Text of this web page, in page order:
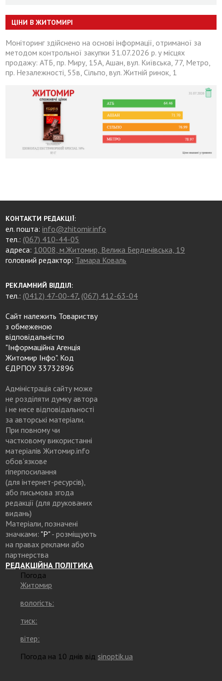
ЦІНИ В ЖИТОМИРІ
Моніторинг здійснено на основі інформації, отриманої за
методом контрольної закупки 31.07.2026 р. у місцях
продажу: АТБ, пр. Миру, 15А, Ашан, вул. Київська, 77, Метро,
пр. Незалежності, 55в, Сільпо, вул. Житній ринок, 1
КОНТАКТИ РЕДАКЦІЇ:
ел. пошта:info@zhitomir.info
тел.: (067) 410-44-05
адреса: 10008, м.Житомир, Велика Бердичівська, 19
головний редактор: Тамара Коваль
РЕКЛАМНИЙ ВІДДІЛ:
тел.: (0412) 47-00-47, (067) 412-63-04
Сайт належить Товариству
з обмеженою
відповідальністю
"Інформаційна Агенція
Житомир Інфо". Код
ЄДРПОУ 33732896
Адміністрація сайту може
не розділяти думку автора
і не несе відповідальності
за авторські матеріали.
При повному чи
частковому використанні
матеріалів Житомир.info
обов’язкове
гіперпосилання
(для інтернет-ресурсів),
або письмова згода
редакції (для друкованих
видань)
Матеріали, позначені
значками: "Р"- розміщують
на правах реклами або
партнерства
РЕДАКЦІЙНА ПОЛІТИКА
Погода
Житомир
вологість:
тиск:
вітер:
Погода на 10 днів відsinoptik.ua